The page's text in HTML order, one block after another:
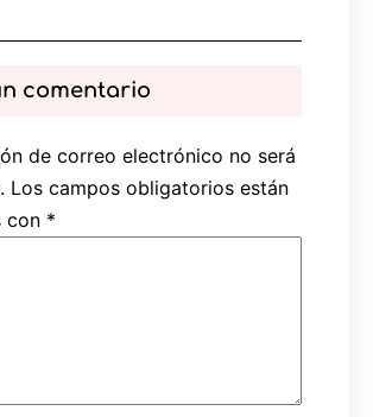
comentario
de correo electrónico no será
Los campos obligatorios están
con *